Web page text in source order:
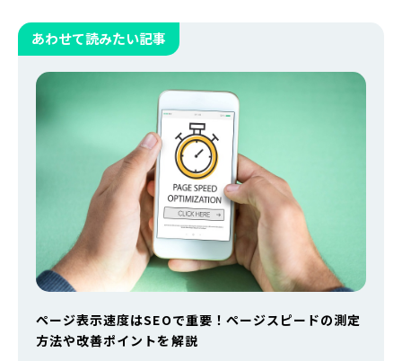
あわせて読みたい記事
ページ表示速度はSEOで重要！ページスピードの測定
方法や改善ポイントを解説